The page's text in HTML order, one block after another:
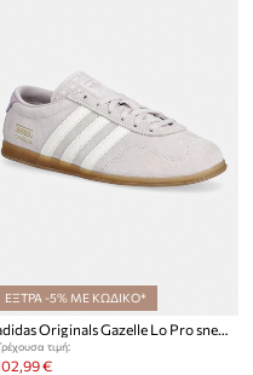
ΕΞΤΡΑ -5% ΜΕ ΚΩΔΙΚΟ*
adidas Originals Gazelle Lo Pro sneakers γυναικεία σουέτ
τιμή:
€